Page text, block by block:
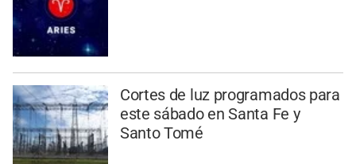
Cortes de luz programados para
este sábado en Santa Fe y
Santo Tomé